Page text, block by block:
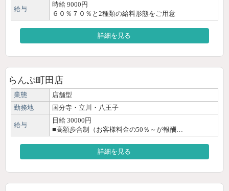
給与
時給 9000円
６０％７０％と2種類の給料形態をご用意
詳細を見る
らんぷ町田店
業態
店舗型
勤務地
国分寺・立川・八王子
給与
日給 30000円
■高額歩合制（お客様料金の50％～が報酬…
詳細を見る